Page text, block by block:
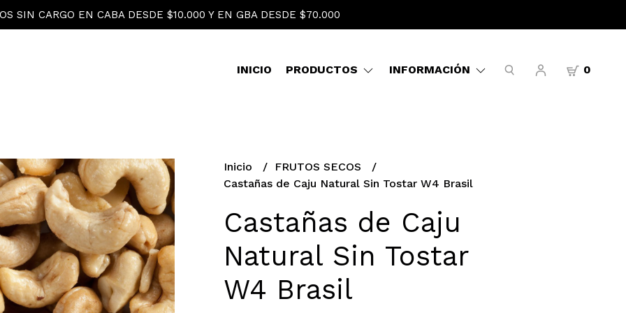
SIN CARGO EN CABA DESDE $10.000 Y EN GBA DESDE $70.000
INICIO PRODUCTOS INFORMACIÓN 0
Inicio
FRUTOS SECOS
Castañas de Caju Natural Sin Tostar W4 Brasil
Castañas de Caju
Natural Sin Tostar
W4 Brasil